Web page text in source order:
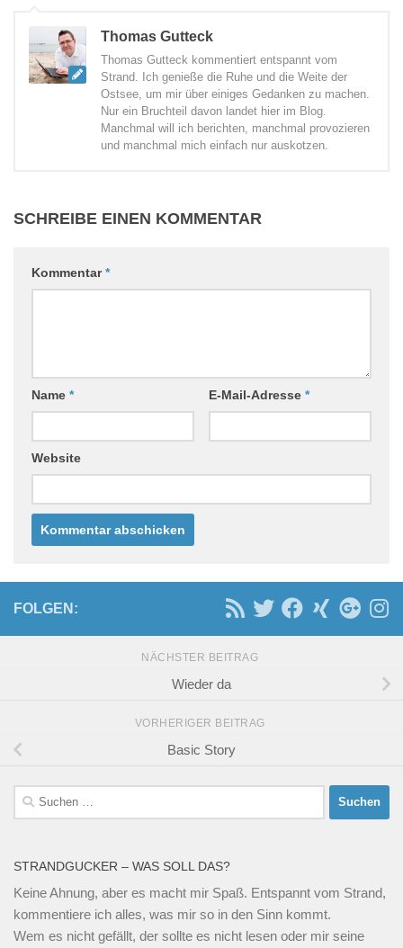
Thomas Gutteck
Thomas Gutteck kommentiert entspannt vom
Strand. Ich genieße die Ruhe und die Weite der
Ostsee, um mir über einiges Gedanken zu machen.
Nur ein Bruchteil davon landet hier im Blog.
Manchmal will ich berichten, manchmal provozieren
und manchmal mich einfach nur auskotzen.
SCHREIBE EINEN KOMMENTAR
Kommentar*
Name * E-Mail-Adresse *
Website
FOLGEN:
NÄCHSTER BEITRAG
Wieder da
VORHERIGER BEITRAG
Basic Story
Suchen
nach:
STRANDGUCKER – WAS SOLL DAS?
Keine Ahnung, aber es macht mir Spaß. Entspannt vom Strand,
kommentiere ich alles, was mir so in den Sinn kommt.
Wem es nicht gefällt, der sollte es nicht lesen oder mir seine